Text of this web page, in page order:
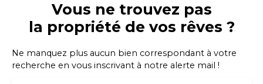
Vous ne trouvez pas
la propriété de vos rêves ?
Ne manquez plus aucun bien correspondant à votre
recherche en vous inscrivant à notre alerte mail !